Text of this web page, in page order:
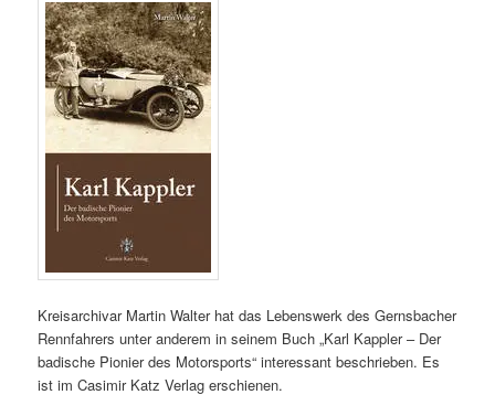
Kreisarchivar Martin Walter hat das Lebenswerk des Gernsbacher
Rennfahrers unter anderem in seinem Buch „Karl Kappler – Der
badische Pionier des Motorsports“ interessant beschrieben. Es
ist im Casimir Katz Verlag erschienen.